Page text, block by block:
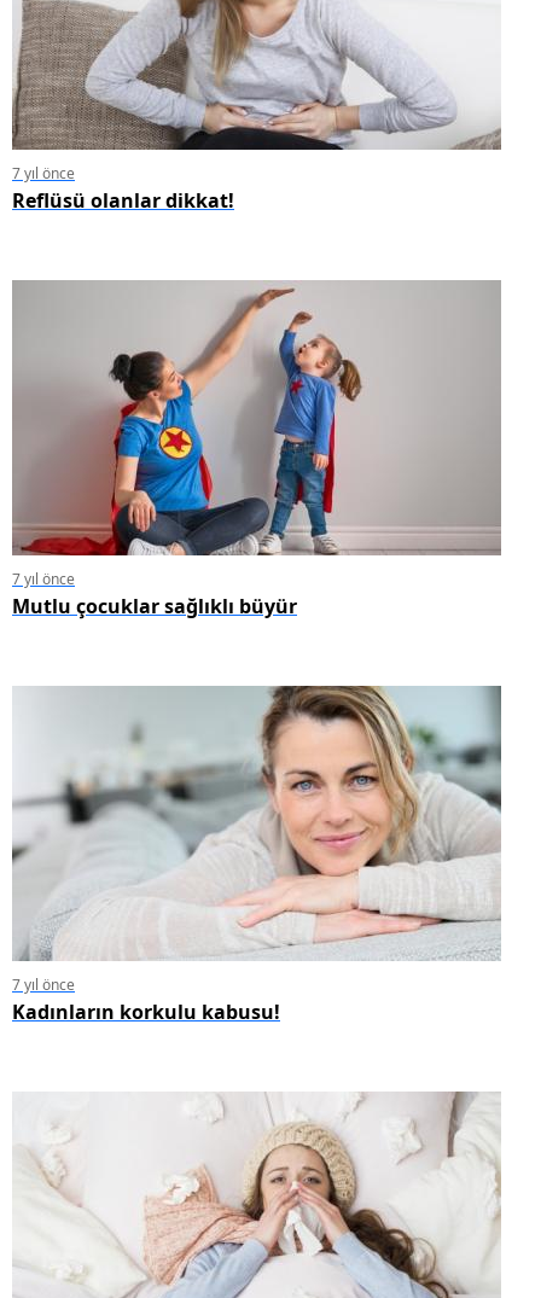
7 yıl önce
Reflüsü olanlar dikkat!
7 yıl önce
Mutlu çocuklar sağlıklı büyür
7 yıl önce
Kadınların korkulu kabusu!